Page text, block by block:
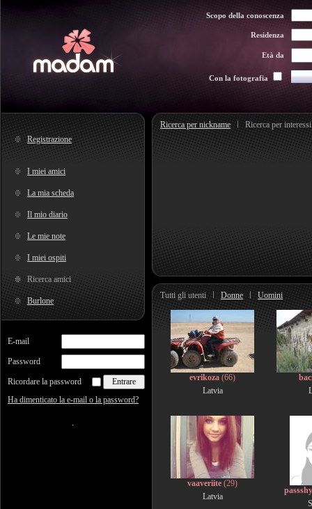
Scopo della conoscenza
Residenza
Età da
Con la fotografia
Registrazione
I miei amici
La mia scheda
Il mio diario
Le mie note
I miei ospiti
Ricerca amici
Burlone
E-mail
Password
Ricordare la password
Ha dimenticato la e-mail o la password?
Ricerca per nickname Ricerca per interessi
Tutti gli utenti Donne Uomini
evrikoza (66)
Latvia
vaaveriite (29)
Latvia